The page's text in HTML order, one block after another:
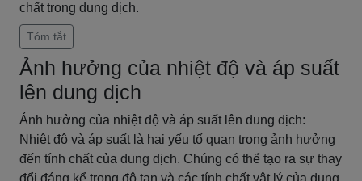
chất trong dung dịch.
Tóm tắt
Ảnh hưởng của nhiệt độ và áp suất
lên dung dịch
Ảnh hưởng của nhiệt độ và áp suất lên dung dịch:
Nhiệt độ và áp suất là hai yếu tố quan trọng ảnh hưởng
đến tính chất của dung dịch. Chúng có thể tạo ra sự thay
đổi đáng kể trong độ tan và các tính chất vật lý của dung